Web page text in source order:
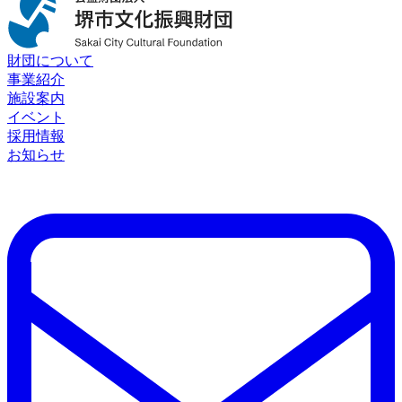
財団について
事業紹介
施設案内
イベント
採用情報
お知らせ